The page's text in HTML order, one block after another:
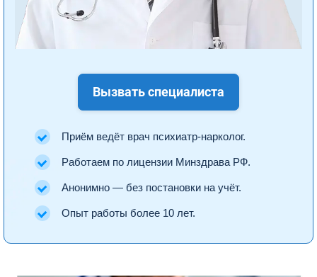
Вызвать специалиста
Приём ведёт врач психиатр-нарколог.
Работаем по лицензии Минздрава РФ.
Анонимно — без постановки на учёт.
Опыт работы более 10 лет.